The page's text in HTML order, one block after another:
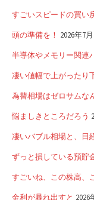
すごいスピードの買い
頭の準備を！ 2026年7
半導体やメモリー関連
凄い値幅で上がったり
為替相場はゼロサムな
悩ましきところだろう
凄いバブル相場と、日
ずっと損している預貯
すごいね、この株高、
金利が暴れ出すと 2026